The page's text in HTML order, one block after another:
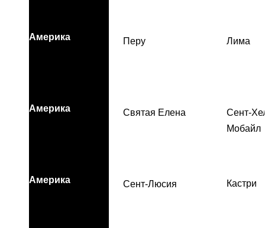
Америка Перу Лима
Америка Святая Елена
Сент-
Мобайл
Америка Сент-Люсия Кастри